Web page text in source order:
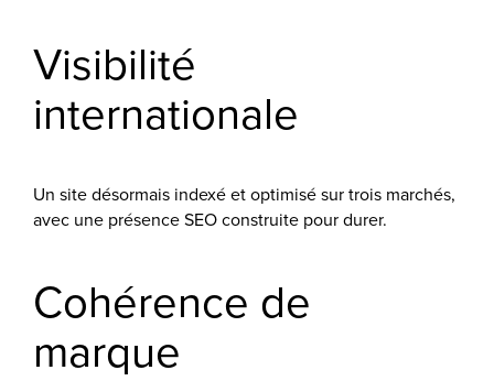
Visibilité
internationale
Un site désormais indexé et optimisé sur trois marchés,
avec une présence SEO construite pour durer.
Cohérence de
marque